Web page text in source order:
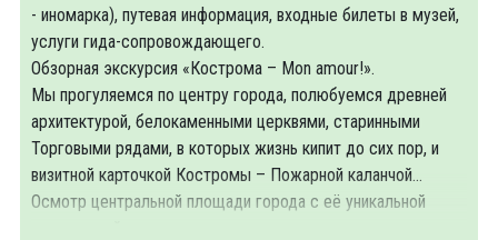
- иномарка), путевая информация, входные билеты в музей,
услуги гида-сопровождающего.
Обзорная экскурсия «Кострома – Mon amour!».
Мы прогуляемся по центру города, полюбуемся древней
архитектурой, белокаменными церквями, старинными
Торговыми рядами, в которых жизнь кипит до сих пор, и
визитной карточкой Костромы – Пожарной каланчой…
Осмотр центральной площади города с её уникальной